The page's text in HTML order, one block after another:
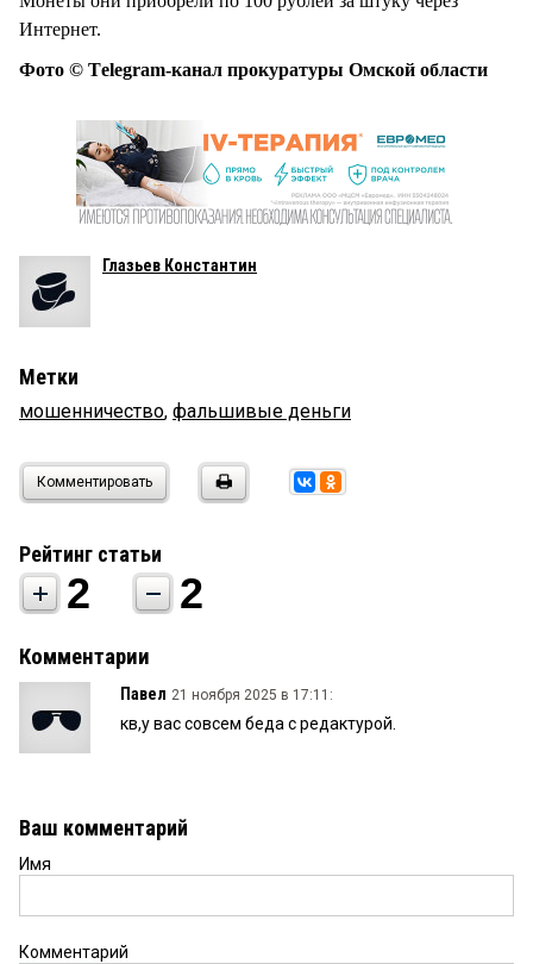
Интернет.
Фото © Тelegram-канал прокуратуры Омской области
Глазьев Константин
Метки
мошенничество, фальшивые деньги
Комментировать
Рейтинг статьи
2 2
Комментарии
Павел 21 ноября 2025 в 17:11:
кв,у вас совсем беда с редактурой.
Ваш комментарий
Имя
Комментарий